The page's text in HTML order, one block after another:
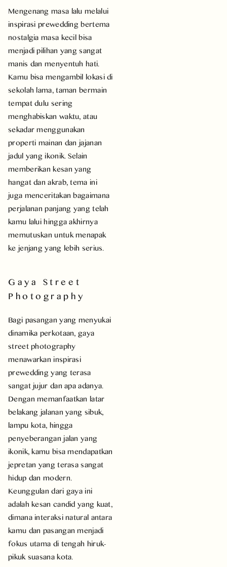
Mengenang masa lalu melalui
inspirasi prewedding bertema
nostalgia masa kecil bisa
menjadi pilihan yang sangat
manis dan menyentuh hati.
Kamu bisa mengambil lokasi di
sekolah lama, taman bermain
tempat dulu sering
menghabiskan waktu, atau
sekadar menggunakan
properti mainan dan jajanan
jadul yang ikonik. Selain
memberikan kesan yang
hangat dan akrab, tema ini
juga menceritakan bagaimana
perjalanan panjang yang telah
kamu lalui hingga akhirnya
memutuskan untuk menapak
ke jenjang yang lebih serius.
Gaya Street
Photography
Bagi pasangan yang menyukai
dinamika perkotaan, gaya
street photography
menawarkan inspirasi
prewedding yang terasa
sangat jujur dan apa adanya.
Dengan memanfaatkan latar
belakang jalanan yang sibuk,
lampu kota, hingga
penyeberangan jalan yang
ikonik, kamu bisa mendapatkan
jepretan yang terasa sangat
hidup dan modern.
Keunggulan dari gaya ini
adalah kesan candid yang kuat,
dimana interaksi natural antara
kamu dan pasangan menjadi
fokus utama di tengah hiruk-
pikuk suasana kota.